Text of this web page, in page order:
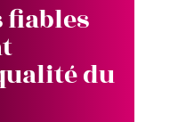
fiables
du